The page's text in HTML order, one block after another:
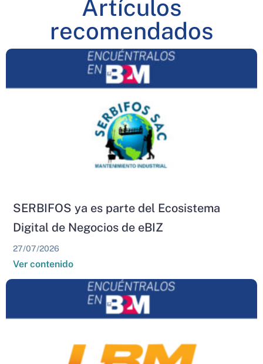
Artículos
recomendados
SERBIFOS ya es parte del Ecosistema
Digital de Negocios de eBIZ
27/07/2026
Ver contenido